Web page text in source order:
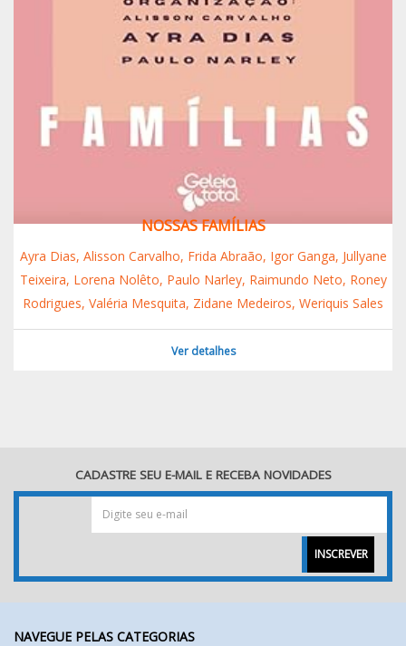
NOSSAS FAMÍLIAS
Ayra Dias, Alisson Carvalho, Frida Abraão, Igor Ganga, Jullyane
Teixeira, Lorena Nolêto, Paulo Narley, Raimundo Neto, Roney
Rodrigues, Valéria Mesquita, Zidane Medeiros, Weriquis Sales
Ver detalhes
CADASTRE SEU E-MAIL E RECEBA NOVIDADES
INSCREVER
NAVEGUE PELAS CATEGORIAS